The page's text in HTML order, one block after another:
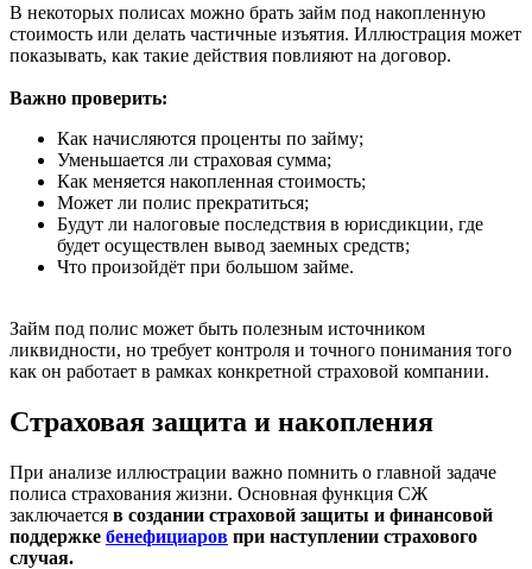
В некоторых полисах можно брать займ под накопленную
стоимость или делать частичные изъятия. Иллюстрация может
показывать, как такие действия повлияют на договор.
Важно проверить:
Как начисляются проценты по займу;
Уменьшается ли страховая сумма;
Как меняется накопленная стоимость;
Может ли полис прекратиться;
Будут ли налоговые последствия в юрисдикции, где
будет осуществлен вывод заемных средств;
Что произойдёт при большом займе.
Займ под полис может быть полезным источником
ликвидности, но требует контроля и точного понимания того
как он работает в рамках конкретной страховой компании.
Страховая защита и накопления
При анализе иллюстрации важно помнить о главной задаче
полиса страхования жизни. Основная функция СЖ
заключается в создании страховой защиты и финансовой
поддержке бенефициаров при наступлении страхового
случая.